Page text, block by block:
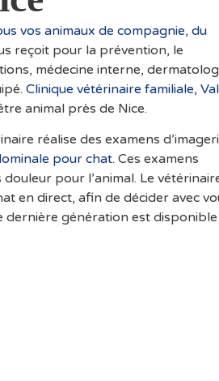
vos animaux de compagnie, du
reçoit pour la prévention, le
médecine interne,
Clinique vétérinaire familiale, Val
animal près de Nice.
réalise des examens
pour chat. Ces examens
douleur pour l’animal. Le
en direct, afin de décider avec
dernière génération est